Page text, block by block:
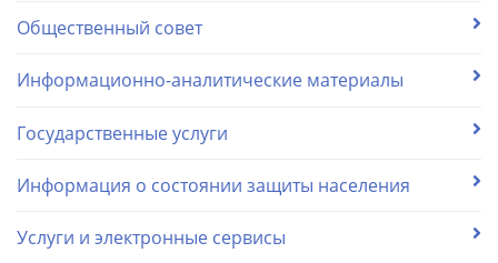
Общественный совет
Информационно-аналитические материалы
Государственные услуги
Информация о состоянии защиты населения
Услуги и электронные сервисы